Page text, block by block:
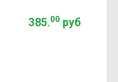
385.00руб